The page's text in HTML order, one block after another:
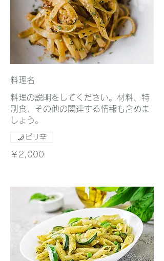
料理名
料理の説明をしてください。材料、特
別食、その他の関連する情報も含めま
しょう。
￥2,000
ピリ辛